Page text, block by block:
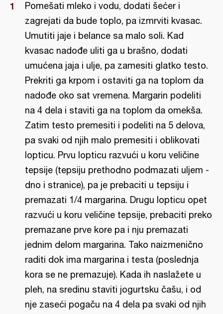
Pomešati mleko i vodu, dodati šećer i
zagrejati da bude toplo, pa izmrviti kvasac.
Umutiti jaje i belance sa malo soli. Kad
kvasac nadođe uliti ga u brašno, dodati
umućena jaja i ulje, pa zamesiti glatko testo.
Prekriti ga krpom i ostaviti ga na toplom da
nadođe oko sat vremena. Margarin podeliti
na 4 dela i staviti ga na toplom da omekša.
Zatim testo premesiti i podeliti na 5 delova,
pa svaki od njih malo premesiti i oblikovati
lopticu. Prvu lopticu razvući u koru veličine
tepsije (tepsiju prethodno podmazati uljem -
dno i stranice), pa je prebaciti u tepsiju i
premazati 1/4 margarina. Drugu lopticu opet
razvući u koru veličine tepsije, prebaciti preko
premazane prve kore pa i nju premazati
jednim delom margarina. Tako naizmenično
raditi dok ima margarina i testa (poslednja
kora se ne premazuje). Kada ih naslažete u
pleh, na sredinu staviti jogurtsku čašu, i od
nje zaseći pogaču na 4 dela pa svaki od njih